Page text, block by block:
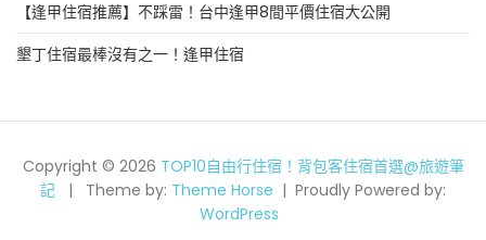
【逢甲住宿推薦】不踩雷！台中逢甲8間平價住宿大公開
墾丁住宿最棒沒有之一！逢甲住宿
Copyright © 2026 TOP10自由行住宿！背包客住宿首選@旅遊筆
記
Theme by: Theme Horse
Proudly Powered by:
WordPress